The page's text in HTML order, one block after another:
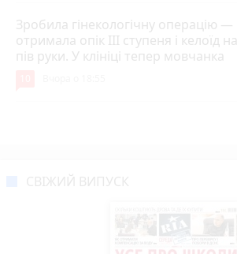
Зробила гінекологічну операцію —
отримала опік ІІІ ступеня і келоїд на
пів руки. У клініці тепер мовчанка